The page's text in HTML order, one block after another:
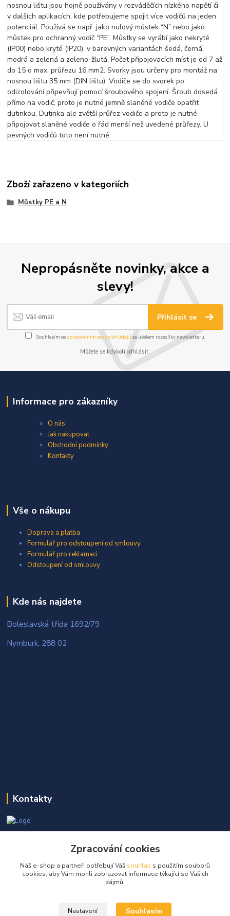
nosnou lištu jsou hojně používány v rozváděčích nízkého napětí či
v dalších aplikacích, kde potřebujeme spojit více vodičů na jeden
potenciál. Používá se např. jako nulový můstek “N” nebo jako
můstek pro ochranný vodič “PE”. Můstky se vyrábí jako nekryté
(IP00) nebo kryté (IP20), v barevných variantách šedá, černá,
modrá a zelená a zeleno-žlutá. Počet připojovacích míst je od 7 až
do 15 o max. průřezu 16 mm2. Svorky jsou určeny pro montáž na
nosnou lištu 35 mm (DIN lištu). Vodiče se do svorek po
odizolování připevňují pomocí šroubového spojení. Šroub dosedá
přímo na vodič, proto je nutné jemně slaněné vodiče opatřit
dutinkou. Dutinka ale zvětší průřez vodiče a proto je nutné
připojovat slaněné vodiče o řád menší než uvedené průřezy. U
pevných vodičů toto není nutné.
Zboží zařazeno v kategoriích
Můstky PE a N
Nepropásněte novinky, akce a
slevy!
Přihlásit se
Souhlasím se zpracováním osobních údajůza účelem rozesílky newsletteru.
Můžete se kdykoli odhlásit.
Informace pro zákazníky
O nás
Jak nakupovat
Obchodní podmínky
Kontakty
Vše o nákupu
Doprava a platba
Formulář pro odstoupení od smlouvy
Formulář pro reklamaci
Odstoupení od smlouvy
Kde nás najdete
Boleslavská třída 1692/79
Nymburk, 288 02
Kontakty
+420 605 298 968
info@globalelektro.cz
Zpracování cookies
Náš e-shop a partneři potřebují Váš souhlas s použitím souborů
cookies, aby Vám mohli zobrazovat informace týkající se Vašich
zájmů.
Nastavení Souhlasím